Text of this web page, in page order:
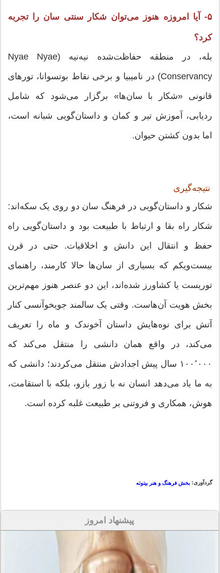
۵- آیا امروزه هنوز می‌توان شکار سنتی سان را تجربه
کرد؟
بله، در منطقه حفاظت‌شده نیه‌نیه (Nyae Nyae
Conservancy) در نامیبیا و برخی نقاط بوتسوانا، تورهای
قانونی «شکار با سان‌ها» برگزار می‌شود که شامل
ردیابی، آموزش تیر و کمان و داستان‌گویی شبانه است،
اما بدون کشتن حیوان.
نتیجه‌گیری
شکار و داستان‌گویی در فرهنگ سان دو روی یک سکه‌اند:
شکار راه بقا و ارتباط با طبیعت بود و داستان‌گویی راه
حفظ و انتقال این دانش و اخلاقیات. حتی در قرن
بیست‌ویکم که بسیاری از سان‌ها حالا کارمند، راهنمای
توریست یا کشاورز شده‌اند، این دو عنصر هنوز مهم‌ترین
بخش هویت آن‌هاست. وقتی یک سالمند جویخوآنسی کنار
آتش برای نوه‌هایش داستان آخوندک و ماه را تعریف
می‌کند، در واقع همان دانشی را منتقل می‌کند که
۱۰۰٬۰۰۰ سال پیش اجدادش منتقل می‌کردند؛ دانشی که
به ما یاد می‌دهد انسان نه با زور بازو، بلکه با استقامت،
هوش، همکاری و فروتنی بر طبیعت غلبه کرده است.
گردآوری: بخش فرهنگ و هنر بیتوته
پیشنهاد امروز